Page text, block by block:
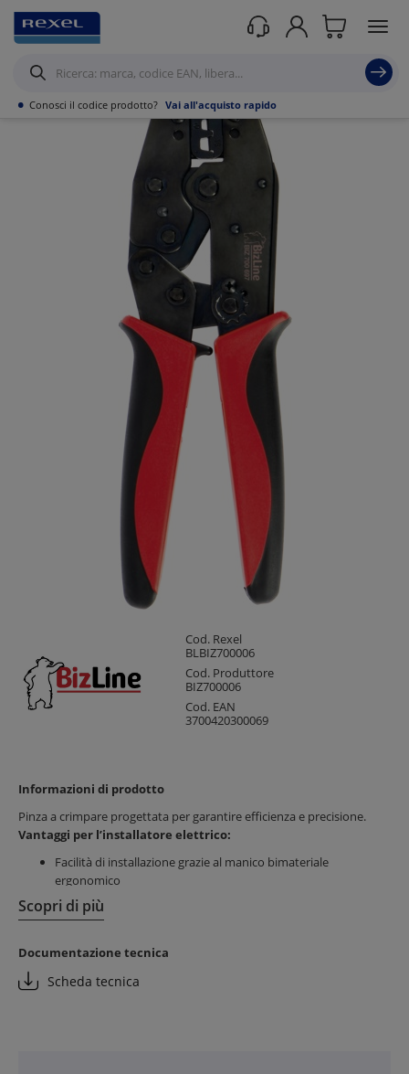
• Conosci il codice prodotto? Vai all'acquisto rapido
Prodotti /Utensili Utensili Isolati/
Cod. Rexel
BLBIZ700006
Cod. Produttore
BIZ700006
Cod. EAN
3700420300069
Informazioni di prodotto
Pinza a crimpare progettata per garantire efficienza e precisione.
Vantaggi per l’installatore elettrico:
Facilità di installazione grazie al manico bimateriale
ergonomico
Risparmio di tempo con matrici colorate per
posizionamento rapido del filo
Vantaggi per il cliente finale:
Connessioni sicure e affidabili per una migliore efficienza
Scopri di più
Documentazione tecnica
Scheda tecnica